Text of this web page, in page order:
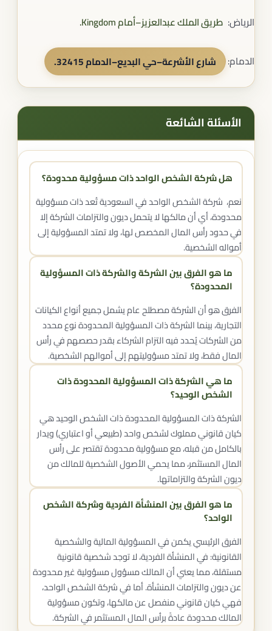
الرياض: طريق الملك عبدالعزيز–أمام Kingdom.
الدمام: شارع الأشرعة–حي البديع–الدمام 32415 .
الأسئلة الشائعة
هل شركة الشخص الواحد ذات مسؤولية محدودة؟
نعم، شركة الشخص الواحد في السعودية تُعد ذات مسؤولية
محدودة، أي أن مالكها لا يتحمل ديون والتزامات الشركة إلا
في حدود رأس المال المخصص لها، ولا تمتد المسؤولية إلى
أمواله الشخصية.
ما هو الفرق بين الشركة والشركة ذات المسؤولية
المحدودة؟
الفرق هو أن الشركة مصطلح عام يشمل جميع أنواع الكيانات
التجارية، بينما الشركة ذات المسؤولية المحدودة نوع محدد
من الشركات يُحدد فيه التزام الشركاء بقدر حصصهم في رأس
المال فقط، ولا تمتد مسؤوليتهم إلى أموالهم الشخصية.
ما هي الشركة ذات المسؤولية المحدودة ذات
الشخص الوحيد؟
الشركة ذات المسؤولية المحدودة ذات الشخص الوحيد هي
كيان قانوني مملوك لشخص واحد (طبيعي أو اعتباري) ويدار
بالكامل من قبله، مع مسؤولية محدودة تقتصر على رأس
المال المستثمر، مما يحمي الأصول الشخصية للمالك من
ديون الشركة والتزاماتها.
ما هو الفرق بين المنشأة الفردية وشركة الشخص
الواحد؟
الفرق الرئيسي يكمن في المسؤولية المالية والشخصية
القانونية: في المنشأة الفردية، لا توجد شخصية قانونية
مستقلة، مما يعني أن المالك مسؤول مسؤولية غير محدودة
عن ديون والتزامات المنشأة. أما في شركة الشخص الواحد،
فهي كيان قانوني منفصل عن مالكها، وتكون مسؤولية
المالك محدودة عادةً برأس المال المستثمر في الشركة.